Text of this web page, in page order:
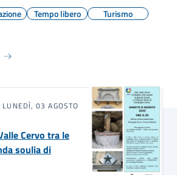
Tempo libero Turismo
LUNEDÌ, 03 AGOSTO
Cervo tra le
soulia di